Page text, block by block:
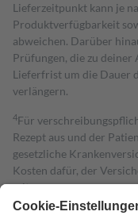
Lieferzeitpunkt kann je
Produktverfügbarkeit
abweichen. Darüber
Prüfungen, die zu
Lieferfrist um die Dauer
verlängern.
4Für
Rezept aus und der
gesetzliche
Kosten dafür, der
mit.
Grundsätzlich leisten